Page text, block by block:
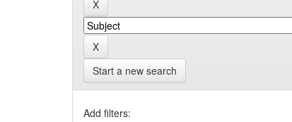
Start a new search
Add filters: